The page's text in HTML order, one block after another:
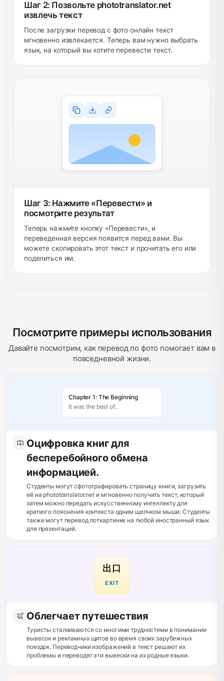
Шаг 2: Позвольте phototranslator.net
извлечь текст
После загрузки перевод с фото онлайн текст
мгновенно извлекается. Теперь вам нужно выбрать
язык, на который вы хотите перевести текст.
Шаг 3: Нажмите «Перевести» и
посмотрите результат
Теперь нажмите кнопку «Перевести», и
переведенная версия появится перед вами. Вы
можете скопировать этот текст и прочитать его или
поделиться им.
Посмотрите примеры использования
Давайте посмотрим, как перевод по фото помогает вам в
повседневной жизни.
Chapter 1: The Beginning
It was the best of..
Оцифровка книг для
бесперебойного обмена
информацией.
Студенты могут сфотографировать страницу книги, загрузить
её на phototranslator.net и мгновенно получить текст, который
затем можно передать искусственному интеллекту для
краткого пояснения контекста одним щелчком мыши. Студенты
также могут перевод поткартинке на любой иностранный язык
для презентаций.
出口
EXIT
Облегчает путешествия
Туристы сталкиваются со многими трудностями в понимании
вывесок и рекламных щитов во время своих зарубежных
поездок. Переводчики изображений в текст решают их
проблемы и переводят эти вывески на их родные языки.